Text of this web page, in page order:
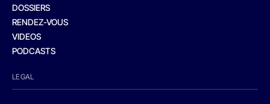
DOSSIERS
RENDEZ-VOUS
VIDEOS
PODCASTS
LEGAL